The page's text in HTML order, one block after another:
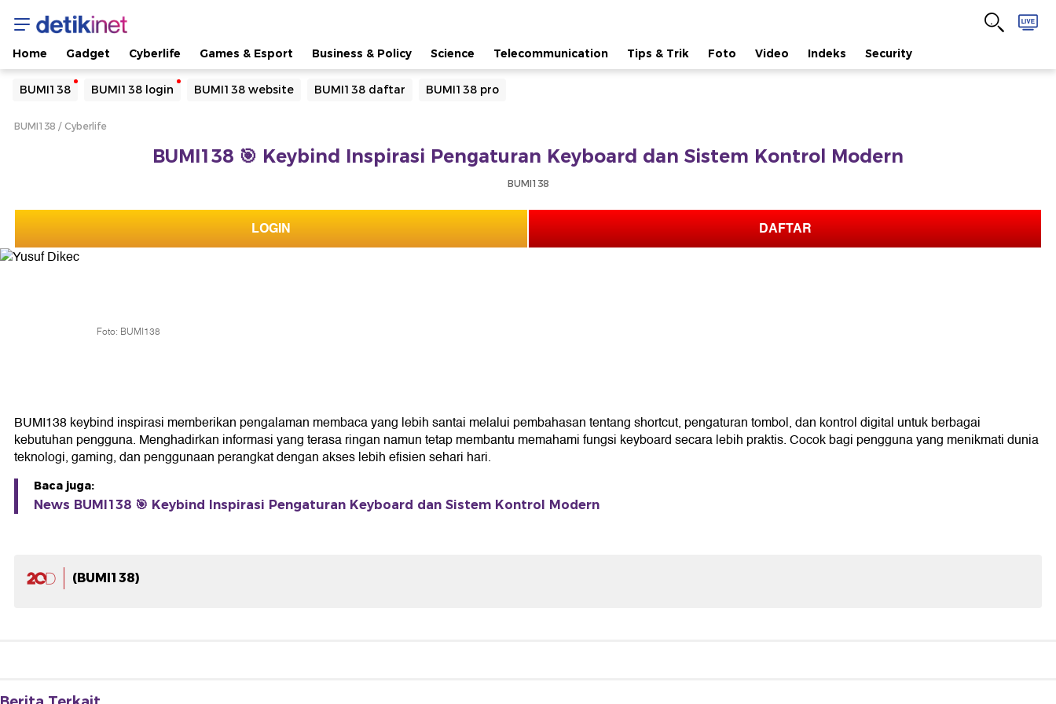
Home Gadget Cyberlife Games & Esport Business & Policy Science Telecommunication Tips & Trik Foto Video Indeks Security
BUMI138 BUMI138 login BUMI138 website BUMI138 daftar BUMI138 pro
Yang sedang ramai dicari
Loading...
BUMI138 Cyberlife
BUMI138 🎯 Keybind Inspirasi Pengaturan Keyboard dan Sistem Kontrol Modern
BUMI138
LOGIN DAFTAR
Foto: BUMI138
BUMI138 keybind inspirasi memberikan pengalaman membaca yang lebih santai melalui pembahasan tentang shortcut, pengaturan tombol, dan kontrol digital untuk berbagai
kebutuhan pengguna. Menghadirkan informasi yang terasa ringan namun tetap membantu memahami fungsi keyboard secara lebih praktis. Cocok bagi pengguna yang menikmati dunia
teknologi, gaming, dan penggunaan perangkat dengan akses lebih efisien sehari hari.
Baca juga:
News BUMI138 🎯 Keybind Inspirasi Pengaturan Keyboard dan Sistem Kontrol Modern
(BUMI138)